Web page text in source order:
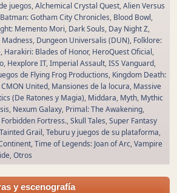
juegos Alchemical Crystal Quest Alien Versus
Batman: Gotham City Chronicles Blood Bowl
Memento Mori Dark Souls Day Night Z
Madness Dungeon Universalis (DUN) Folklore:
Harakiri: Blades of Honor HeroQuest Oficial
Hexplore IT Imperial Assault ISS Vanguard
de Flying Frog Productions Kingdom Death:
CMON United Mansiones de la locura Massive
(De Ratones y Magia) Middara Myth Mythic
Nexum Galaxy Primal: The Awakening
Fortress. Skull Tales Super Fantasy
Tainted Grail Teburu y juegos de su plataforma
Time of Legends: Joan of Arc Vampire
Otros
y escenografía